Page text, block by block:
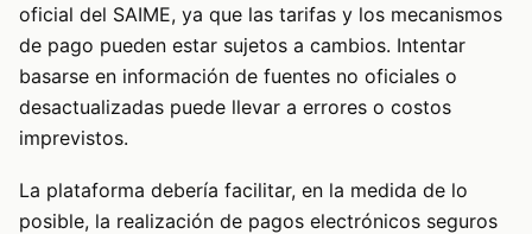
oficial del SAIME, ya que las tarifas y los mecanismos
de pago pueden estar sujetos a cambios. Intentar
basarse en información de fuentes no oficiales o
desactualizadas puede llevar a errores o costos
imprevistos.
La plataforma debería facilitar, en la medida de lo
posible, la realización de pagos electrónicos seguros